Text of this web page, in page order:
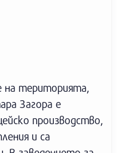
на територията,
Загора е
производство,
и са